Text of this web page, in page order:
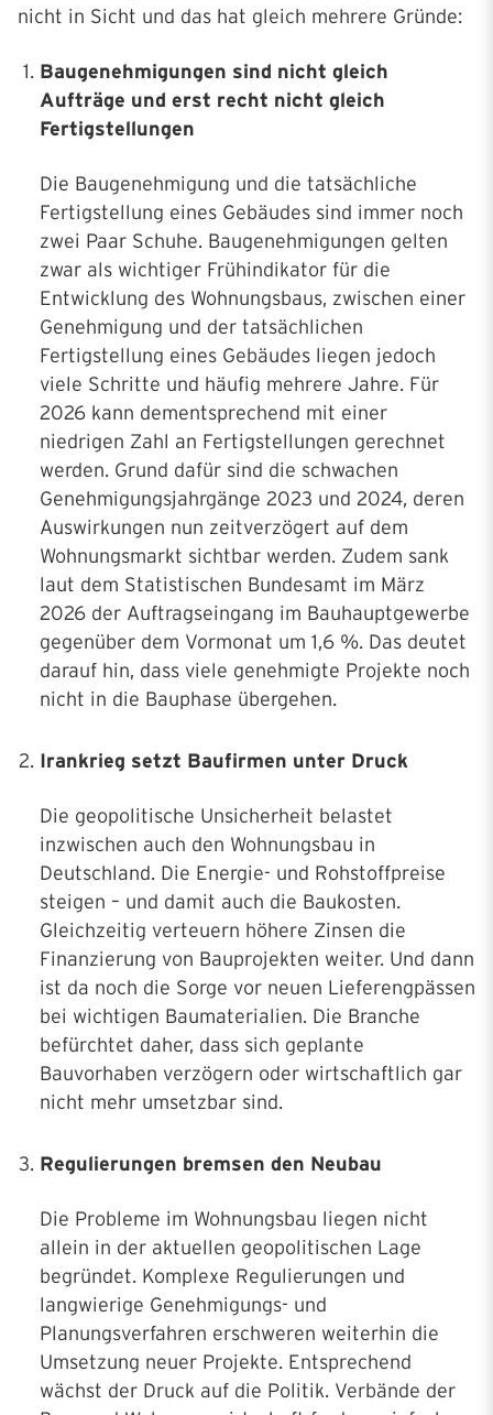
nicht in Sicht und das hat gleich mehrere Gründe:
Baugenehmigungen sind nicht gleich
Aufträge und erst recht nicht gleich
Fertigstellungen
Die Baugenehmigung und die tatsächliche
Fertigstellung eines Gebäudes sind immer noch
zwei Paar Schuhe. Baugenehmigungen gelten
zwar als wichtiger Frühindikator für die
Entwicklung des Wohnungsbaus, zwischen einer
Genehmigung und der tatsächlichen
Fertigstellung eines Gebäudes liegen jedoch
viele Schritte und häufig mehrere Jahre. Für
2026 kann dementsprechend mit einer
niedrigen Zahl an Fertigstellungen gerechnet
werden. Grund dafür sind die schwachen
Genehmigungsjahrgänge 2023 und 2024, deren
Auswirkungen nun zeitverzögert auf dem
Wohnungsmarkt sichtbar werden. Zudem sank
laut dem Statistischen Bundesamt im März
2026 der Auftragseingang im Bauhauptgewerbe
gegenüber dem Vormonat um 1,6 %. Das deutet
darauf hin, dass viele genehmigte Projekte noch
nicht in die Bauphase übergehen.
Irankrieg setzt Baufirmen unter Druck
Die geopolitische Unsicherheit belastet
inzwischen auch den Wohnungsbau in
Deutschland. Die Energie- und Rohstoffpreise
steigen – und damit auch die Baukosten.
Gleichzeitig verteuern höhere Zinsen die
Finanzierung von Bauprojekten weiter. Und dann
ist da noch die Sorge vor neuen Lieferengpässen
bei wichtigen Baumaterialien. Die Branche
befürchtet daher, dass sich geplante
Bauvorhaben verzögern oder wirtschaftlich gar
nicht mehr umsetzbar sind.
Regulierungen bremsen den Neubau
Die Probleme im Wohnungsbau liegen nicht
allein in der aktuellen geopolitischen Lage
begründet. Komplexe Regulierungen und
langwierige Genehmigungs- und
Planungsverfahren erschweren weiterhin die
Umsetzung neuer Projekte. Entsprechend
wächst der Druck auf die Politik. Verbände der